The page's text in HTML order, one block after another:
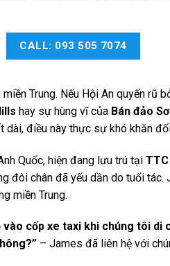
CALL: 093 505 7074
Trung. Nếu Hội An quyến rũ
hay sự hùng vĩ của Bán đảo
điều này thực sự khó khăn
Quốc, hiện đang lưu trú tại
đôi chân đã yếu dần do tuổi tác.
miền Trung.
cốp xe taxi khi chúng tôi di
– James đã liên hệ với